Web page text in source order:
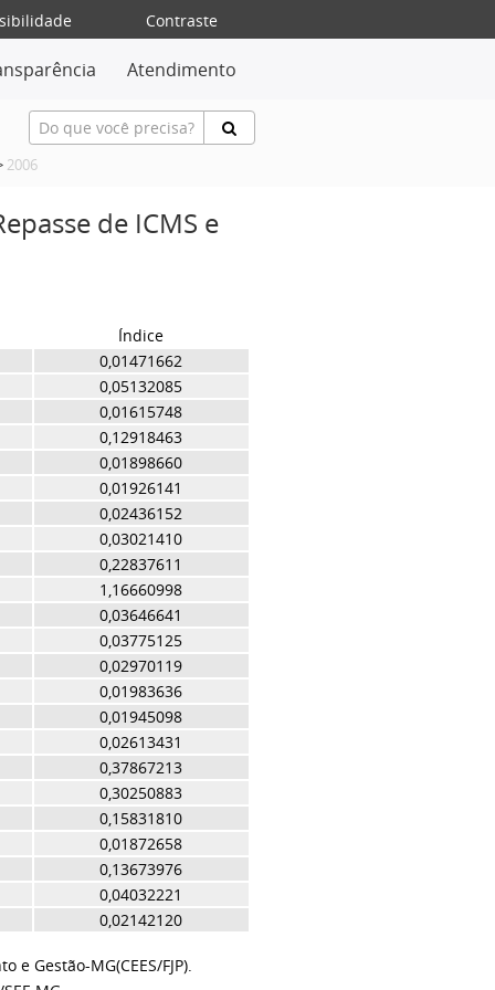
Contraste
Atendimento
2006
de ICMS e
Índice
0,01471662
0,05132085
0,01615748
0,12918463
0,01898660
0,01926141
0,02436152
0,03021410
0,22837611
1,16660998
0,03646641
0,03775125
0,02970119
0,01983636
0,01945098
0,02613431
0,37867213
0,30250883
0,15831810
0,01872658
0,13673976
0,04032221
0,02142120
e Gestão-MG(CEES/FJP).